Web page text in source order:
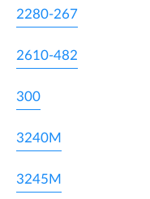
2280-267
2610-482
300
3240M
3245M